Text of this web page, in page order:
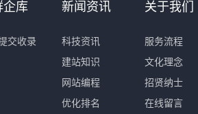
企库
交收录
新闻资讯
科技资讯
建站知识
网站编程
优化排名
关于我们
服务流程
文化理念
招贤纳士
在线留言